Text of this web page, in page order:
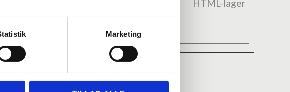
Marketing
visning af
farvetemaer og
HTML-lager